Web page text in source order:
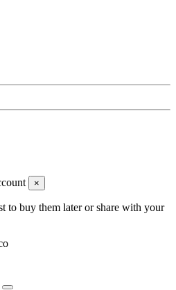
×
to buy them later or share with your